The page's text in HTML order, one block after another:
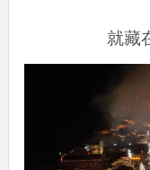
就藏